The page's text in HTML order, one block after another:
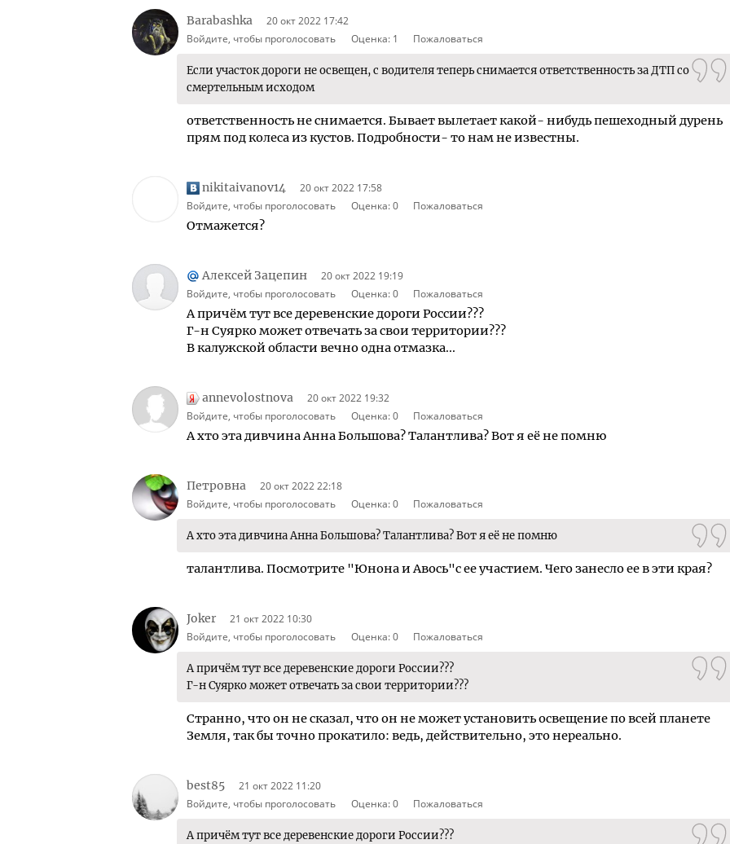
Barabashka
20 окт 2022 17:42
Войдите, чтобы проголосовать
Оценка: 1 Пожаловаться
Если участок дороги не освещен, с водителя теперь снимается ответственность за ДТП со
смертельным исходом
ответственность не снимается. Бывает вылетает какой- нибудь пешеходный дурень
прям под колеса из кустов. Подробности- то нам не известны.
nikitaivanov14
20 окт 2022 17:58
Войдите, чтобы проголосовать
Оценка:0 Пожаловаться
Отмажется?
Алексей Зацепин
20 окт 2022 19:19
Войдите, чтобы проголосовать
Оценка:0 Пожаловаться
А причём тут все деревенские дороги России???
Г-н Суярко может отвечать за свои территории???
В калужской области вечно одна отмазка...
annevolostnova
20 окт 2022 19:32
Войдите, чтобы проголосовать
Оценка:0 Пожаловаться
А хто эта дивчина Анна Большова? Талантлива? Вот я её не помню
Петровна
20 окт 2022 22:18
Войдите, чтобы проголосовать
Оценка:0 Пожаловаться
А хто эта дивчина Анна Большова? Талантлива? Вот я её не помню
талантлива. Посмотрите "Юнона и Авось"с ее участием. Чего занесло ее в эти края?
Joker
21 окт 2022 10:30
Войдите, чтобы проголосовать
Оценка:0 Пожаловаться
А причём тут все деревенские дороги России???
Г-н Суярко может отвечать за свои территории???
Странно, что он не сказал, что он не может установить освещение по всей планете
Земля, так бы точно прокатило: ведь, действительно, это нереально.
best85
21 окт 2022 11:20
Войдите, чтобы проголосовать
Оценка:0 Пожаловаться
А причём тут все деревенские дороги России???